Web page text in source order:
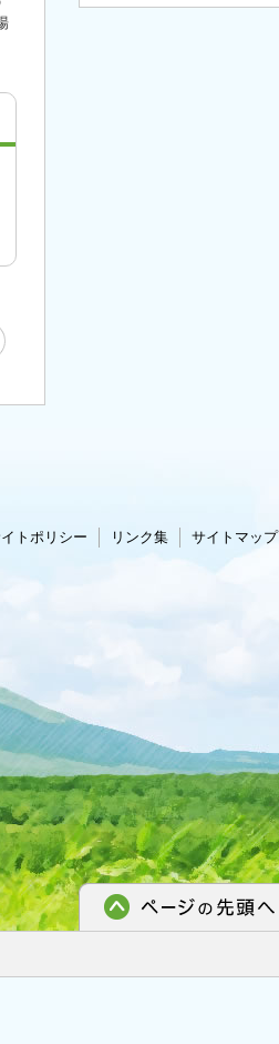
トポリシー リンク集 サイトマップ